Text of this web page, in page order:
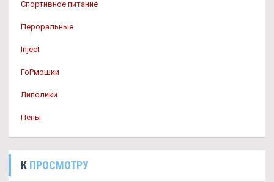
Спортивное питание
Пероральные
Inject
ГоРмошки
Липолики
Пепы
К ПРОСМОТРУ